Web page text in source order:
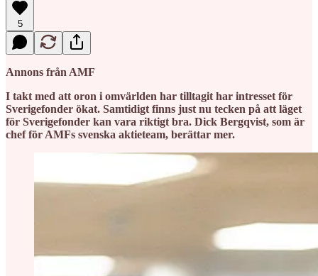
5
Annons från AMF
I takt med att oron i omvärlden har tilltagit har intresset för
Sverigefonder ökat. Samtidigt finns just nu tecken på att läget
för Sverigefonder kan vara riktigt bra. Dick Bergqvist, som är
chef för AMFs svenska aktieteam, berättar mer.